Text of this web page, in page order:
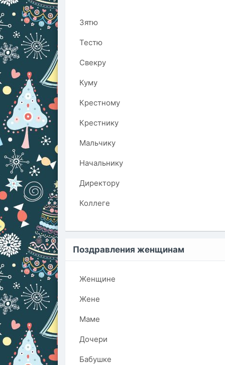
Зятю
Тестю
Свекру
Куму
Крестному
Крестнику
Мальчику
Начальнику
Директору
Коллеге
Поздравления женщинам
Женщине
Жене
Маме
Дочери
Бабушке